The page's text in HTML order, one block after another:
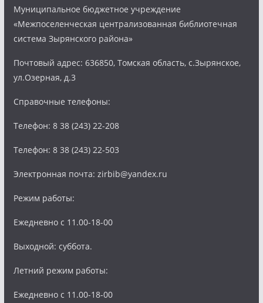
Муниципальное бюджетное учреждение
«Межпоселенческая централизованная библиотечная
система Зырянского района»
Почтовый адрес: 636850, Томская область, с.Зырянское,
ул.Озерная, д.3
Справочные телефоны:
Телефон: 8 38 (243) 22-208
Телефон: 8 38 (243) 22-503
Электронная почта: zirbib@yandex.ru
Режим работы:
Ежедневно с 11.00-18-00
Выходной: суббота.
Летний режим работы:
Ежедневно с 11.00-18-00